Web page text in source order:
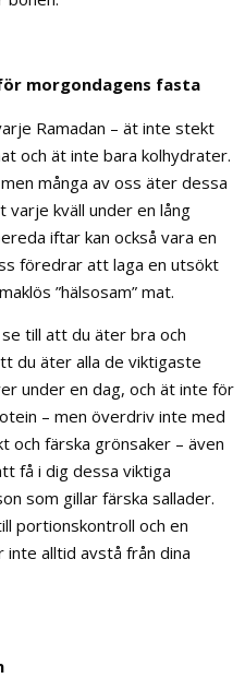
morgondagens fasta
Ramadan – ät inte stekt
och ät inte bara kolhydrater.
många av oss äter dessa
varje kväll under en lång
iftar kan också vara en
föredrar att laga en utsökt
”hälsosam” mat.
till att du äter bra och
du äter alla de viktigaste
under en dag, och ät inte för
– men överdriv inte med
och färska grönsaker – även
få i dig dessa viktiga
som gillar färska sallader.
portionskontroll och en
inte alltid avstå från dina